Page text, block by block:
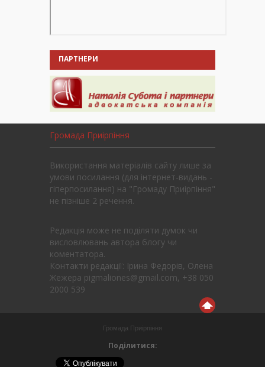
ПАРТНЕРИ
Громада Приірпіння
Використання матеріалів сайту лише за
умови посилання (для інтернет-видань -
гіперпосилання) на "Громаду Приірпіння"
не пізніше 2 речення.
Редакція може не поділяти думок чи
висловлювань автора блогу чи
коментатора.
Контакти редакції: Ірина Федорів, Олена
Жежера pigmaliones@gmail.com, +38 050
2000 539
Громада Приірпіння
Поділитися: